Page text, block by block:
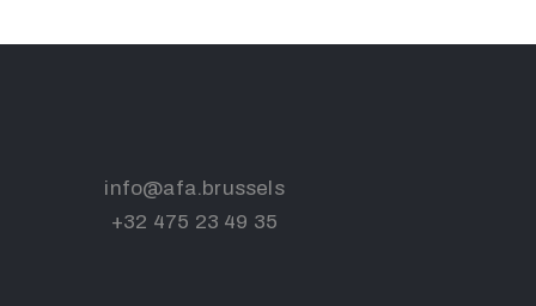
info@afa.brussels
+32 475 23 49 35